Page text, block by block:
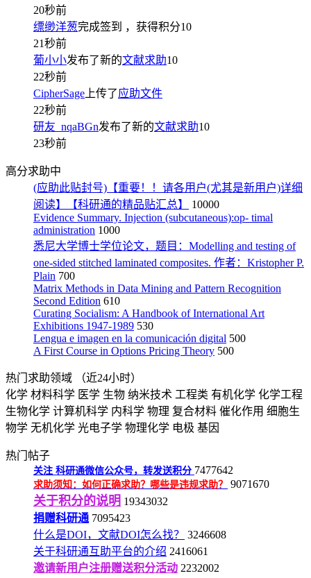
20秒前
缥缈洋葱完成签到 ，获得积分10
21秒前
葡小小发布了新的文献求助10
22秒前
CipherSage 上传了应助文件
22秒前
研友_nqaBGn发布了新的文献求助10
23秒前
高分求助中
(应助此贴封号)【重要！！请各用户(尤其是新用户)详细
阅读】【科研通的精品贴汇总】
10000
Evidence Summary. Injection (subcutaneous):op- timal
administration 1000
悉尼大学博士学位论文，题目：Modelling and testing of
one-sided stitched laminated composites. 作者：Kristopher P.
Plain 700
Matrix Methods in Data Mining and Pattern Recognition
Second Edition 610
Curating Socialism: A Handbook of International Art
Exhibitions 1947-1989 530
Lengua e imagen en la comunicación digital 500
A First Course in Options Pricing Theory 500
热门求助领域
（近24小时）
化学 材料科学 医学 生物 纳米技术 工程类 有机化学 化学工程
生物化学 计算机科学 内科学 物理 复合材料 催化作用 细胞生
物学 无机化学 光电子学 物理化学 电极 基因
热门帖子
关注 科研通微信公众号，转发送积分 7477642
求助须知：如何正确求助？哪些是违规求助？ 9071670
关于积分的说明 19343032
捐赠科研通 7095423
什么是DOI，文献DOI怎么找？
3246608
关于科研通互助平台的介绍 2416061
邀请新用户注册赠送积分活动 2232002